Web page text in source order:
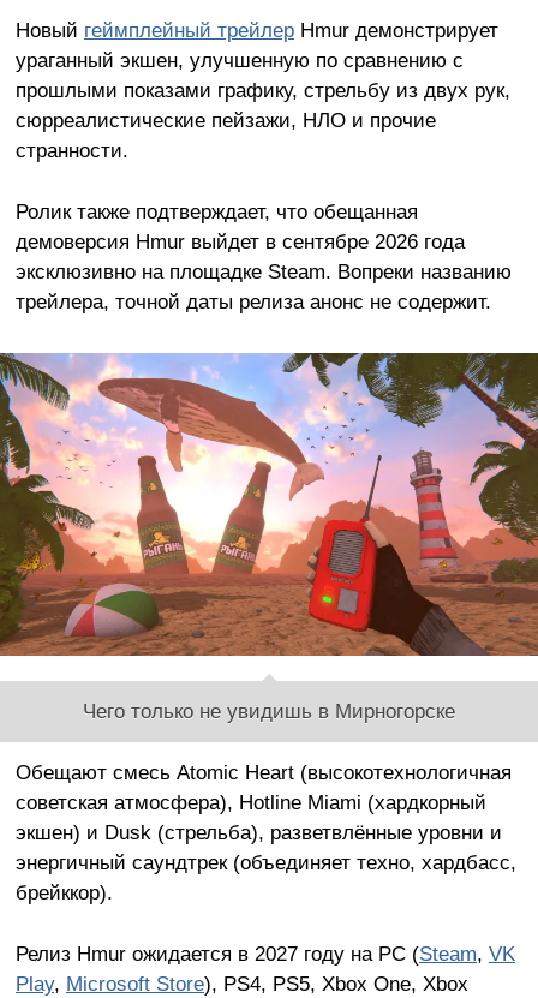
Новый геймплейный трейлерHmur демонстрирует
ураганный экшен, улучшенную по сравнению с
прошлыми показами графику, стрельбу из двух рук,
сюрреалистические пейзажи, НЛО и прочие
странности.
Ролик также подтверждает, что обещанная
демоверсия Hmur выйдет в сентябре 2026 года
эксклюзивно на площадке Steam. Вопреки названию
трейлера, точной даты релиза анонс не содержит.
Чего только не увидишь в Мирногорске
Обещают смесь Atomic Heart (высокотехнологичная
советская атмосфера), Hotline Miami (хардкорный
экшен) и Dusk (стрельба), разветвлённые уровни и
энергичный саундтрек (объединяет техно, хардбасс,
брейккор).
Релиз Hmur ожидается в 2027 году на PC (Steam, VK
Play, Microsoft Store), PS4, PS5, Xbox One, Xbox